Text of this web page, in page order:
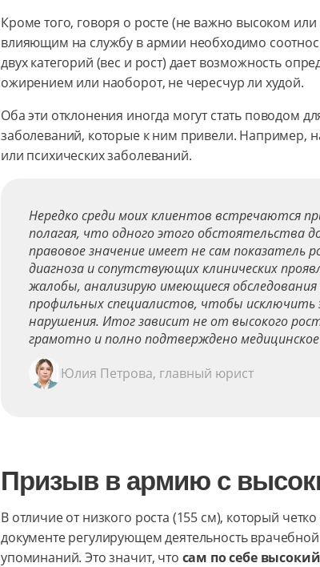
Кроме того, говоря о росте (не важно высоком
влияющим на службу в армии необходимо
двух категорий (вес и рост) дает возможность
ожирением или наоборот, не чересчур ли худой.
Оба эти отклонения иногда могут стать поводом
заболеваний, которые к ним привели. Например,
или психических заболеваний.
Нередко среди моих клиентов встречаются
полагая, что одного этого обстоятельства
правовое значение имеет не сам показатель
диагноза и сопутствующих клинических
жалобы, анализирую имеющиеся
профильных специалистов, чтобы исключить
нарушения. Итог зависит не от высокого
грамотно и полно подтверждено медицинское
Юлия Петрова, главный юрист
Призыв в армию с
В отличие от низкого роста (155 см), который
документе регулирующем деятельность
упоминаний. Это значит, что сам по себе